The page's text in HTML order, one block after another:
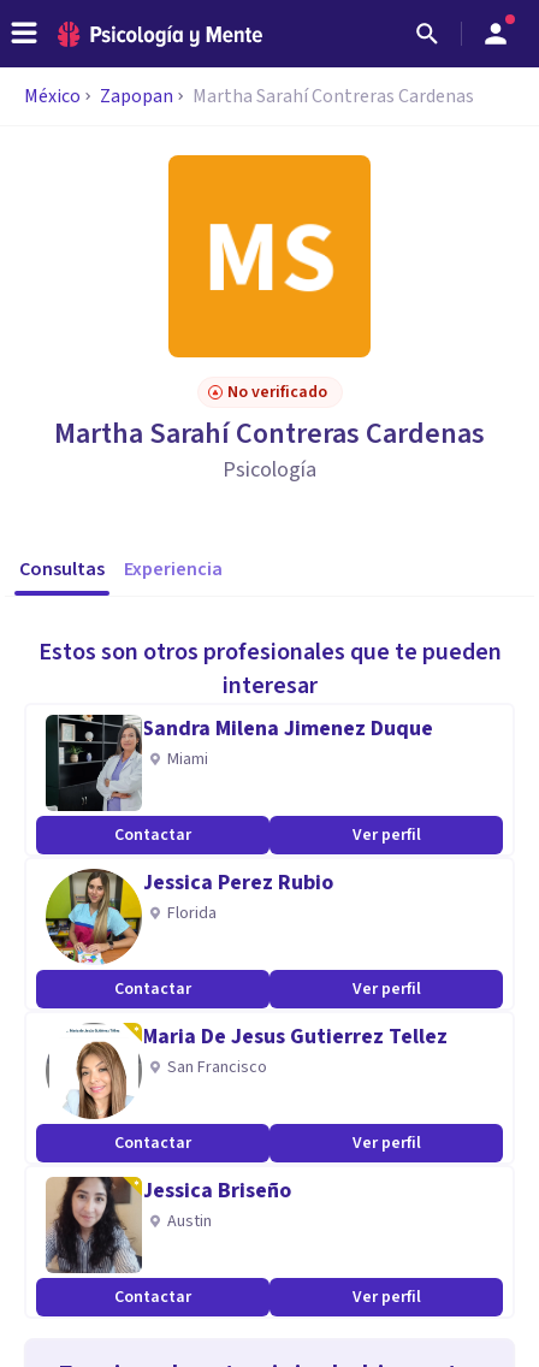
México Zapopan Martha Sarahí Contreras Cardenas
No verificado
Martha Sarahí Contreras Cardenas
Psicología
Consultas Experiencia
Estos son otros profesionales que te pueden
interesar
Sandra Milena Jimenez Duque
Miami
Contactar Ver perfil
Jessica Perez Rubio
Florida
Contactar Ver perfil
Maria De Jesus Gutierrez Tellez
San Francisco
Contactar Ver perfil
Jessica Briseño
Austin
Contactar Ver perfil